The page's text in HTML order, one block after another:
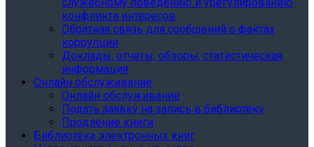
конфликта интересов
Обратная связь для сообщений о фактах
коррупции
Доклады, отчеты, обзоры, статистическая
информация
Онлайн обслуживание
Онлайн обслуживание
Подать заявку на запись в библиотеку
Продление книги
Библиотека электронных книг